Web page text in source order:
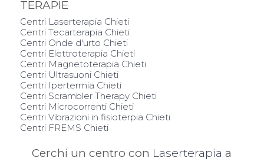
TERAPIE
Centri Laserterapia Chieti
Centri Tecarterapia Chieti
Centri Onde d'urto Chieti
Centri Elettroterapia Chieti
Centri Magnetoterapia Chieti
Centri Ultrasuoni Chieti
Centri Ipertermia Chieti
Centri Scrambler Therapy Chieti
Centri Microcorrenti Chieti
Centri Vibrazioni in fisioterpia Chieti
Centri FREMS Chieti
Cerchi un centro con Laserterapia a